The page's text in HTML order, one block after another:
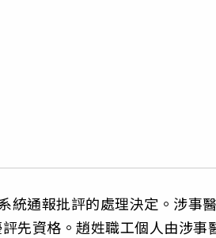
統通報批評的處理決定。涉事醫
先資格。趙姓職工個人由涉事